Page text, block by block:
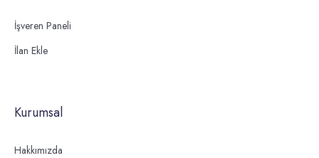
İşveren Paneli
İlan Ekle
Kurumsal
Hakkımızda